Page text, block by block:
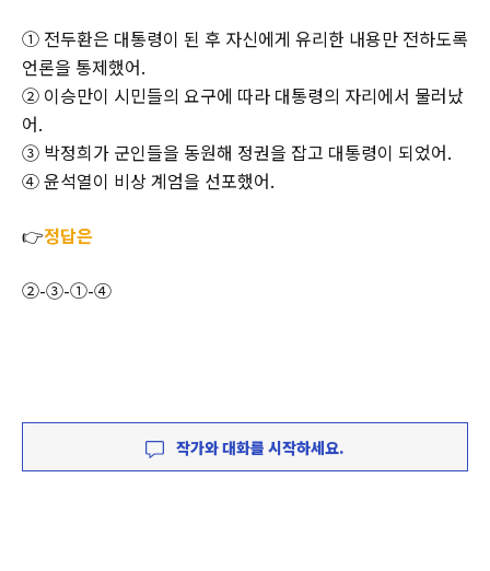
① 전두환은 대통령이 된 후 자신에게 유리한 내용만 전하도록
언론을 통제했어.
② 이승만이 시민들의 요구에 따라 대통령의 자리에서 물러났
어.
③ 박정희가 군인들을 동원해 정권을 잡고 대통령이 되었어.
④ 윤석열이 비상 계엄을 선포했어.
👉정답은
②-③-①-④
작가와 대화를 시작하세요.